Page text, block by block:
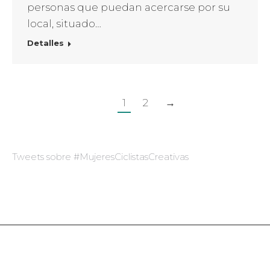
personas que puedan acercarse por su
local, situado…
Detalles
1 2 →
Tweets sobre #MujeresCiclistasCreativas